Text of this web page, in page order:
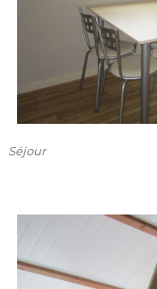
Séjour